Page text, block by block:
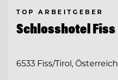
TOP ARBEITGEBER
Schlosshotel Fiss
6533 Fiss/Tirol, Österreich